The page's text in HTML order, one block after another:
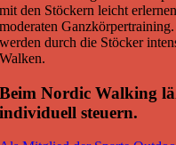
mit den Stöckern leicht
moderaten
werden durch die Stöcker
Walken.
Beim Nordic Walking
individuell steuern.